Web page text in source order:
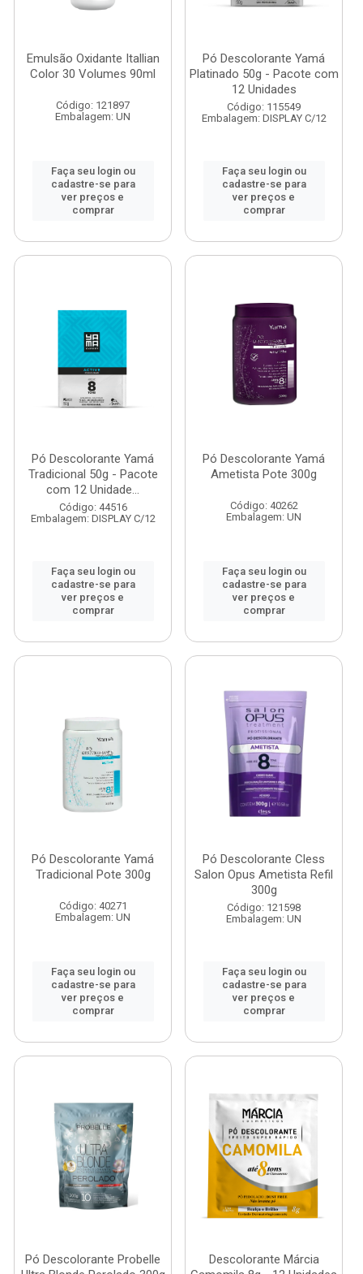
Emulsão Oxidante Itallian
Color 30 Volumes 90ml
Código: 121897
Embalagem: UN
Faça seu login ou
cadastre-se para
ver preços e
comprar
Pó Descolorante Yamá
Platinado 50g - Pacote com
12 Unidades
Código: 115549
Embalagem: DISPLAY C/12
Faça seu login ou
cadastre-se para
ver preços e
comprar
Pó Descolorante Yamá
Tradicional 50g - Pacote
com 12 Unidade...
Código: 44516
Embalagem: DISPLAY C/12
Faça seu login ou
cadastre-se para
ver preços e
comprar
Pó Descolorante Yamá
Ametista Pote 300g
Código: 40262
Embalagem: UN
Faça seu login ou
cadastre-se para
ver preços e
comprar
Pó Descolorante Yamá
Tradicional Pote 300g
Código: 40271
Embalagem: UN
Faça seu login ou
cadastre-se para
ver preços e
comprar
Pó Descolorante Cless
Salon Opus Ametista Refil
300g
Código: 121598
Embalagem: UN
Faça seu login ou
cadastre-se para
ver preços e
comprar
Pó Descolorante Probelle
Descolorante Márcia